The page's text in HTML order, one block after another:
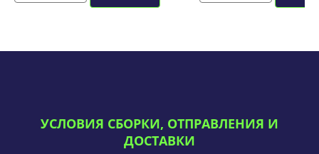
УСЛОВИЯ СБОРКИ, ОТПРАВЛЕНИЯ И
ДОСТАВКИ